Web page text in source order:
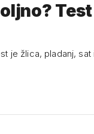
je žlica, pladanj,